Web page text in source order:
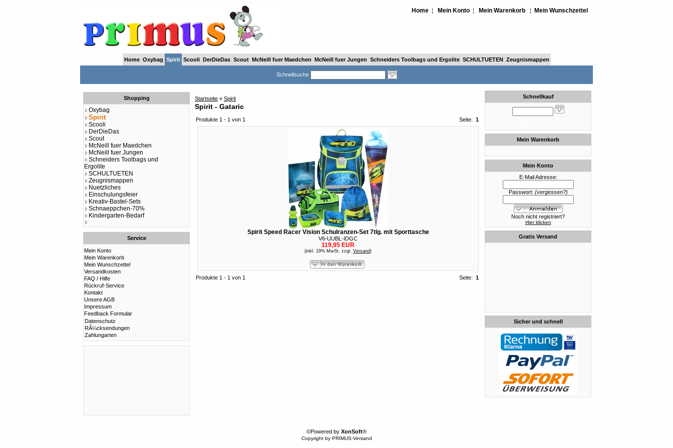
Home ¦ Mein Konto ¦ Mein Warenkorb ¦ Mein Wunschzettel
Home Oxybag Spirit Scooli DerDieDas Scout McNeill fuer Maedchen McNeill fuer Jungen Schneiders Toolbags und Ergolite SCHULTUETEN Zeugnismappen
Schnellsuche
Shopping
Oxybag
Spirit(1)
Scooli
DerDieDas
Scout(6)
McNeill fuer Maedchen
McNeill fuer Jungen
Schneiders Toolbags und
Ergolite
SCHULTUETEN
Zeugnismappen
Nuetzliches
Einschulungsfeier
Kreativ-Bastel-Sets
Schnaeppchen-70%
Kindergarten-Bedarf(11)
Service
Mein Konto
Mein Warenkorb
Mein Wunschzettel
Versandkosten
FAQ / Hilfe
Rückruf-Service
Kontakt
Unsere AGB
Impressum
Feedback Formular
Datenschutz
RÃ¼cksendungen
Zahlungarten
Startseite » Spirit
Spirit - Gataric
Produkte 1 - 1 von 1 Seite: 1
Spirit Speed Racer Vision Schulranzen-Set 7tlg. mit Sporttasche
V6-UUBL-IDGC
119,95 EUR
(inkl. 19% MwSt. zzgl. Versand)
Produkte 1 - 1 von 1 Seite: 1
Schnellkauf
Mein Warenkorb
Mein Konto
E-Mail Adresse:
Passwort: (vergessen?)
Noch nicht registriert?
Hier klicken
Gratis Versand
Sicher und schnell
©Powered by XonSoft®
Copyright by PRIMUS-Versand